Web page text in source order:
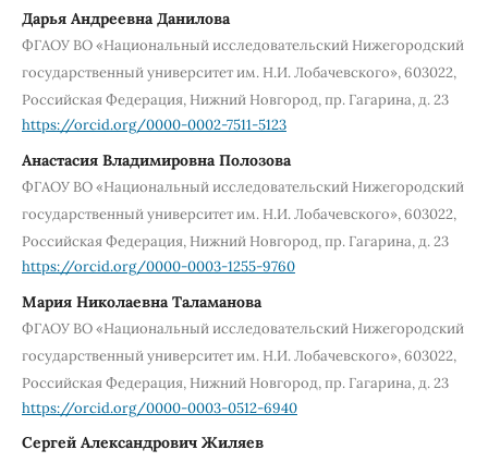
Дарья Андреевна Данилова
ФГАОУ ВО «Национальный исследовательский Нижегородский
государственный университет им. Н.И. Лобачевского», 603022,
Российская Федерация, Нижний Новгород, пр. Гагарина, д. 23
https://orcid.org/0000-0002-7511-5123
Анастасия Владимировна Полозова
ФГАОУ ВО «Национальный исследовательский Нижегородский
государственный университет им. Н.И. Лобачевского», 603022,
Российская Федерация, Нижний Новгород, пр. Гагарина, д. 23
https://orcid.org/0000-0003-1255-9760
Мария Николаевна Таламанова
ФГАОУ ВО «Национальный исследовательский Нижегородский
государственный университет им. Н.И. Лобачевского», 603022,
Российская Федерация, Нижний Новгород, пр. Гагарина, д. 23
https://orcid.org/0000-0003-0512-6940
Сергей Александрович Жиляев